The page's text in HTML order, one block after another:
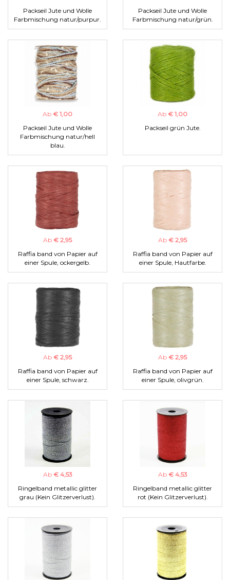
Packseil Jute und Wolle
Farbmischung natur/purpur.
Packseil Jute und Wolle
Farbmischung natur/grün.
Ab € 1,00
Packseil Jute und Wolle
Farbmischung natur/hell
blau.
Ab € 1,00
Packseil grün Jute.
Ab € 2,95
Raffia band von Papier auf
einer Spule, ockergelb.
Ab € 2,95
Raffia band von Papier auf
einer Spule, Hautfarbe.
Ab € 2,95
Raffia band von Papier auf
einer Spule, schwarz.
Ab € 2,95
Raffia band von Papier auf
einer Spule, olivgrün.
Ab € 4,53
Ringelband metallic glitter
grau (Kein Glitzerverlust).
Ab € 4,53
Ringelband metallic glitter
rot (Kein Glitzerverlust).